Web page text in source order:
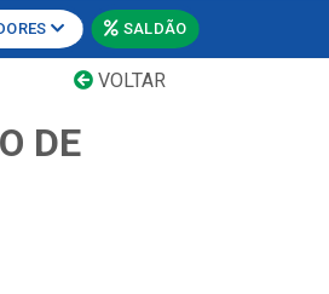
SALDÃO
VOLTAR
DE